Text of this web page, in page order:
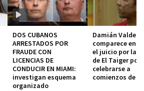
DOS CUBANOS
ARRESTADOS POR
FRAUDE CON
LICENCIAS DE
CONDUCIR EN MIAMI:
investigan esquema
organizado
Damián Valdez
comparece en
el juicio por la
de El Taiger
celebrarse a
comienzos de